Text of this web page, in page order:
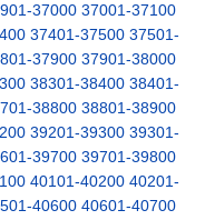
37000 37001-37100
37401-37500 37501-
37900 37901-38000
38301-38400 38401-
38800 38801-38900
39201-39300 39301-
39700 39701-39800
40101-40200 40201-
40600 40601-40700